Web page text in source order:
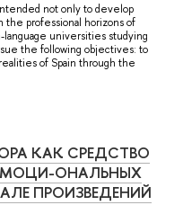
not only to develop
the professional horizons of
language universities studying
the following objectives: to
of Spain through the
КАК СРЕДСТВО
ОНАЛЬНЫХ
ПРОИЗВЕДЕНИЙ